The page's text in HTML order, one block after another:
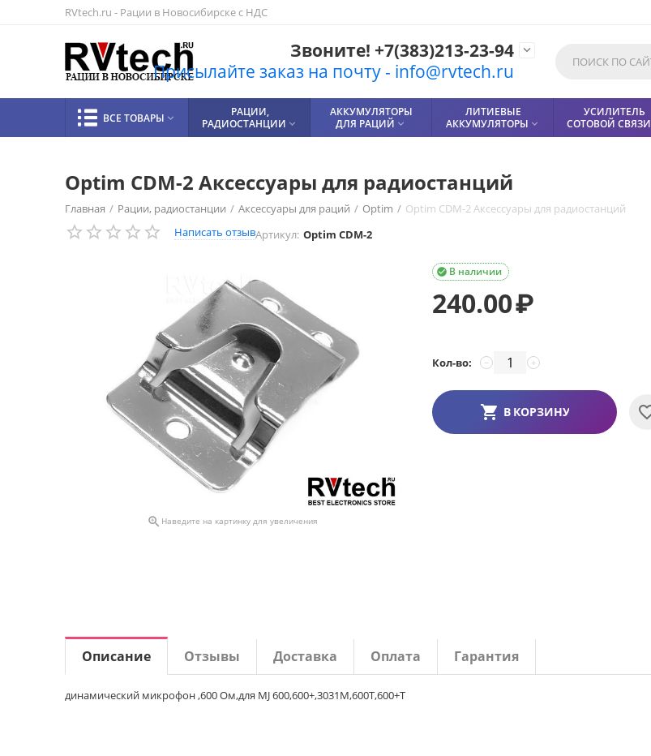
RVtech.ru - Рации в Новосибирске с НДС
Звоните! +7(383)213-23-94
Присылайте заказ на почту - info@rvtech.ru

ВСЕ ТОВАРЫ 
РАЦИИ,
РАДИОСТАНЦИИ 
АККУМУЛЯТОРЫ
ДЛЯ РАЦИЙ 
ЛИТИЕВЫЕ
АККУМУЛЯТОРЫ 
УСИЛИТЕЛЬ
СОТОВОЙ СВЯЗИ
Optim СDM-2 Аксессуары для радиостанций
Главная / Рации, радиостанции / Аксессуары для раций / Optim / Optim СDM-2 Аксессуары для радиостанций
Написать отзывАртикул: Optim СDM-2
 Наведите на картинку для увеличения
В наличии

240.00₽
Кол-во: +
−
В КОРЗИНУ
Описание Отзывы Доставка Оплата Гарантия
динамический микрофон ,600 Ом,для MJ 600,600+,3031M,600T,600+T